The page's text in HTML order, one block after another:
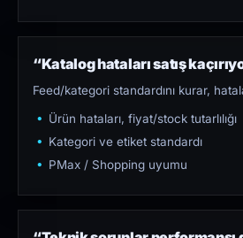
“Katalog hataları satış
Feed/kategori standardını kurar,
Ürün hataları, fiyat/stock tutarlılığı
Kategori ve etiket standardı
PMax / Shopping uyumu